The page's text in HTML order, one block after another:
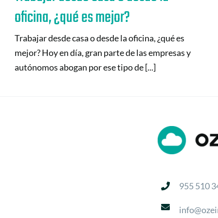
oficina, ¿qué es mejor?
Trabajar desde casa o desde la oficina, ¿qué es
mejor? Hoy en día, gran parte de las empresas y
autónomos abogan por ese tipo de [...]
955 510